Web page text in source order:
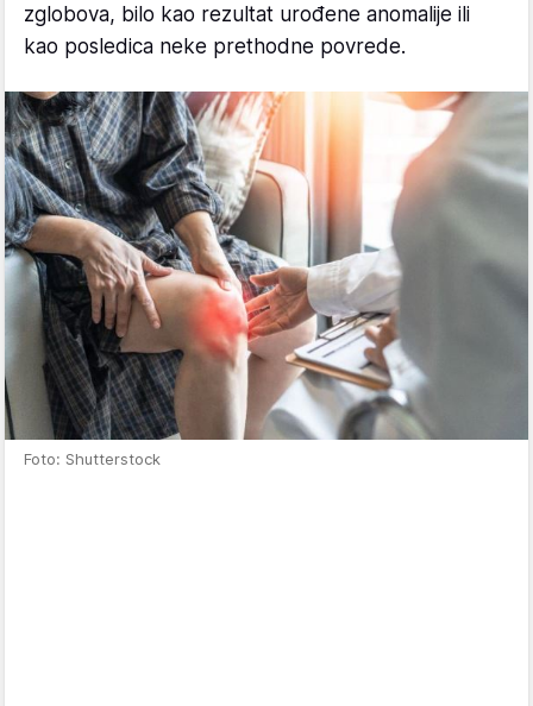
zglobova, bilo kao rezultat urođene anomalije ili
kao posledica neke prethodne povrede.
Foto: Shutterstock